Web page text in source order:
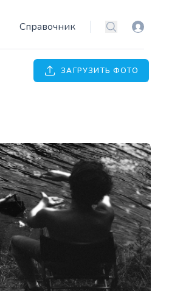
Справочник Поиск Вход
ЗАГРУЗИТЬ ФОТО